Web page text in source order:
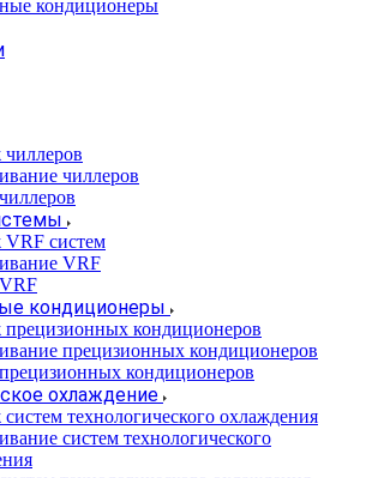
кондиционеры
чиллеров
систем
VRF
кондиционеры
кондиционеров
прецизионных кондиционеров
кондиционеров
охлаждение
технологического охлаждения
систем технологического